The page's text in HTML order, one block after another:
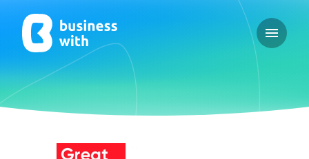
Open